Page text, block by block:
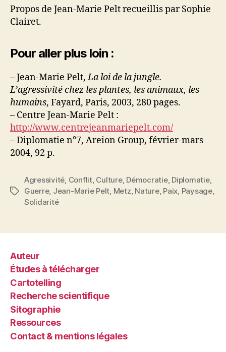
Propos de Jean-Marie Pelt recueillis par Sophie
Clairet.
Pour aller plus loin :
– Jean-Marie Pelt,La loi de la jungle.
L’agressivité chez les plantes, les animaux, les
humains, Fayard, Paris, 2003, 280 pages.
– Centre Jean-Marie Pelt :
http://www.centrejeanmariepelt.com/
– Diplomatie n°7, Areion Group, février-mars
2004, 92 p.
Étiquettes
Agressivité, Conflit, Culture, Démocratie, Diplomatie,
Guerre, Jean-Marie Pelt, Metz, Nature, Paix, Paysage,
Solidarité
Auteur
Études à télécharger
Cartotelling
Recherche scientifique
Sitographie
Ressources
Contact & mentions légales